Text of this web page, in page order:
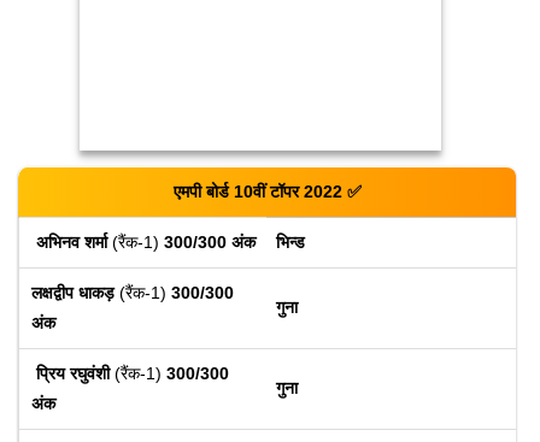
एमपी बोर्ड 10वींटॉपर 2022 ✅
अभिनव शर्मा (रैंक-1) 300/300 अंक भिन्ड
लक्षद्वीप धाकड़ (रैंक-1) 300/300
अंक
गुना
प्रिय रघुवंशी (रैंक-1) 300/300
अंक
गुना